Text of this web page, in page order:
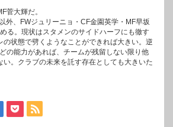
菅大輝だ。
外、FWジュリーニョ・CF金園英学・MF早坂
る。現状はスタメンのサイドハーフにも徹す
の状態で劈くようなことができれば大きい。逆
の能力があれば、チームが残留しない限り他
い。クラブの未来を託す存在としても大きいた